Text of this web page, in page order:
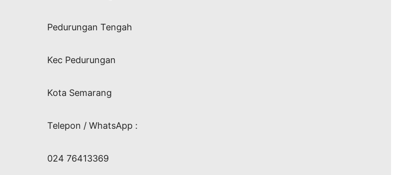
Pedurungan Tengah
Kec Pedurungan
Kota Semarang
Telepon / WhatsApp :
024 76413369